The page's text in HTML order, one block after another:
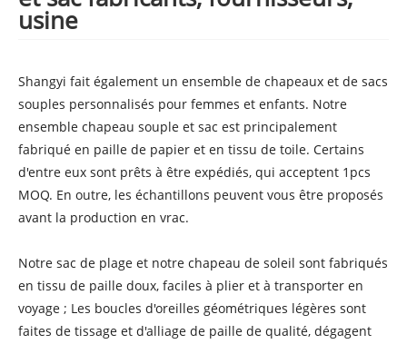
usine
Shangyi fait également un ensemble de chapeaux et de sacs
souples personnalisés pour femmes et enfants. Notre
ensemble chapeau souple et sac est principalement
fabriqué en paille de papier et en tissu de toile. Certains
d'entre eux sont prêts à être expédiés, qui acceptent 1pcs
MOQ. En outre, les échantillons peuvent vous être proposés
avant la production en vrac.
Notre sac de plage et notre chapeau de soleil sont fabriqués
en tissu de paille doux, faciles à plier et à transporter en
voyage ; Les boucles d'oreilles géométriques légères sont
faites de tissage et d'alliage de paille de qualité, dégagent